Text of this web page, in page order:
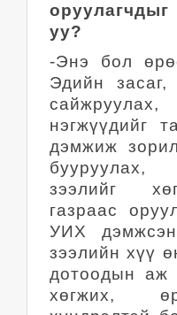
уу?
-Энэ бол
Эдийн засаг,
нэгжүүдийг
дэмжиж
зээлийг
газраас
УИХ
зээлийн хүү
дотоодын аж
хөгжих,